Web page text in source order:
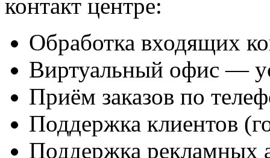
контакт центре:
Обработка входящих
Виртуальный офис —
Приём заказов по
Поддержка клиентов
Поддержка рекламных